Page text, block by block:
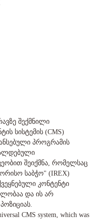
შექმნილი
სისტემის (CMS)
პროგრამის
შეიქმნა, რომელსაც
საბჭო" (IREX)
კონტენტი
და ის არ
CMS system, which was